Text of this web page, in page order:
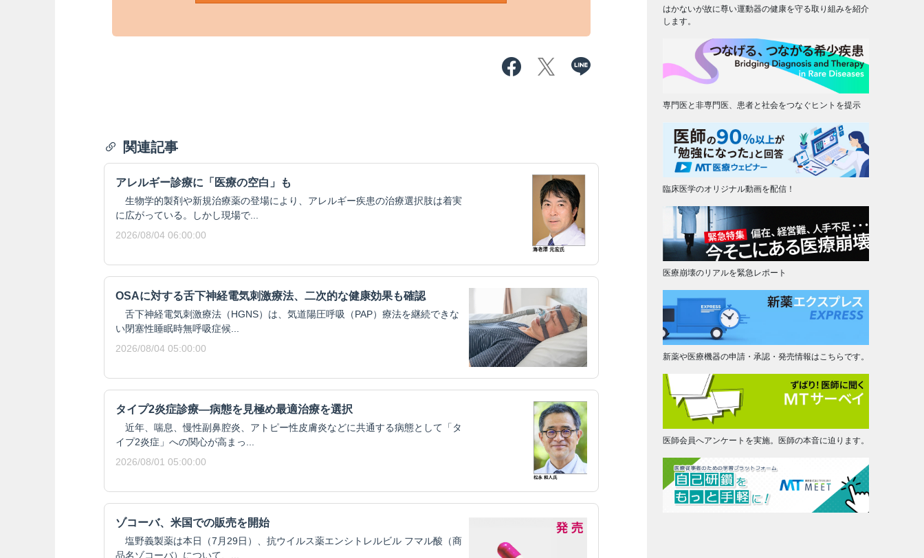
関連記事
アレルギー診療に「医療の空白」も
生物学的製剤や新規治療薬の登場により、アレルギー疾患の治療選択肢は着実
に広がっている。しかし現場で...
2026/08/04 06:00:00
OSAに対する舌下神経電気刺激療法、二次的な健康効果も確認
舌下神経電気刺激療法（HGNS）は、気道陽圧呼吸（PAP）療法を継続できな
い閉塞性睡眠時無呼吸症候...
2026/08/04 05:00:00
タイプ2炎症診療―病態を見極め最適治療を選択
近年、喘息、慢性副鼻腔炎、アトピー性皮膚炎などに共通する病態として「タ
イプ2炎症」への関心が高まっ...
2026/08/01 05:00:00
ゾコーバ、米国での販売を開始
塩野義製薬は本日（7月29日）、抗ウイルス薬エンシトレルビル フマル酸（商
品名ゾコーバ）について、...
はかないが故に尊い運動器の健康を守る取り組みを紹介
します。
専門医と非専門医、患者と社会をつなぐヒントを提示
臨床医学のオリジナル動画を配信！
医療崩壊のリアルを緊急レポート
新薬や医療機器の申請・承認・発売情報はこちらです。
医師会員へアンケートを実施。医師の本音に迫ります。